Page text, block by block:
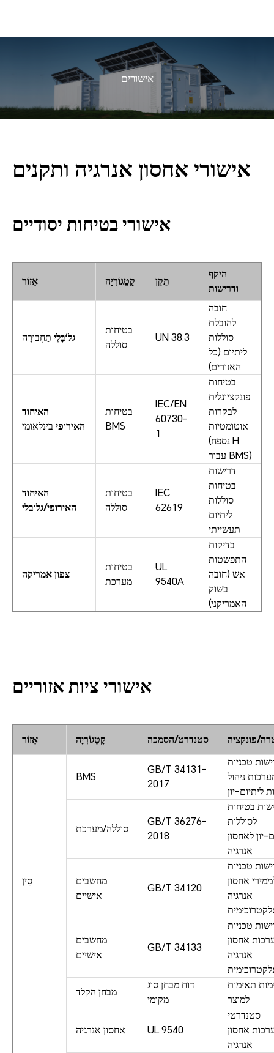
אישורים
אישורי אחסון אנרגיה ותקנים
אישורי בטיחות יסודיים
אֵזוֹר קָטֵגוֹרִיָה תֶקֶן
היקף
ודרישות
גלוֹבָּלִי תַחְבּוּרָה
בטיחות
סוללה
UN 38.3
חובה
להובלת
סוללות
ליתיום (כל
האזורים)
האיחוד
האירופי בינלאומי
בטיחות
BMS
IEC/EN
60730-
1
בטיחות
פונקציונלית
לבקרות
אוטומטיות
(נספח H
עבור BMS)
האיחוד
האירופי/גלובלי
בטיחות
סוללה
IEC
62619
דרישות
בטיחות
סוללות
ליתיום
תעשייתי
צפון אמריקה
בטיחות
מערכת
UL
9540A
בדיקות
התפשטות
אש (חובה
בשוק
האמריקני)
אישורי ציות אזוריים
אֵזוֹר קָטֵגוֹרִיָה סטנדרט/הסמכה פונקציה
סִין
BMS
GB/T 34131-
2017
טכניות
ניהול
ליתיום-יון
סוללה/מערכת
GB/T 36276-
2018
בטיחות
לסוללות
יון לאחסון
אנרגיה
מחשבים
אישיים
GB/T 34120
טכניות
אחסון
אנרגיה
מחשבים
אישיים
GB/T 34133
טכניות
אחסון
אנרגיה
מבחן הקלד
דוח מבחן סוג
מקומי
תאימות
למוצר
אחסון אנרגיה UL 9540
סטנדרטי
אחסון
אנרגיה